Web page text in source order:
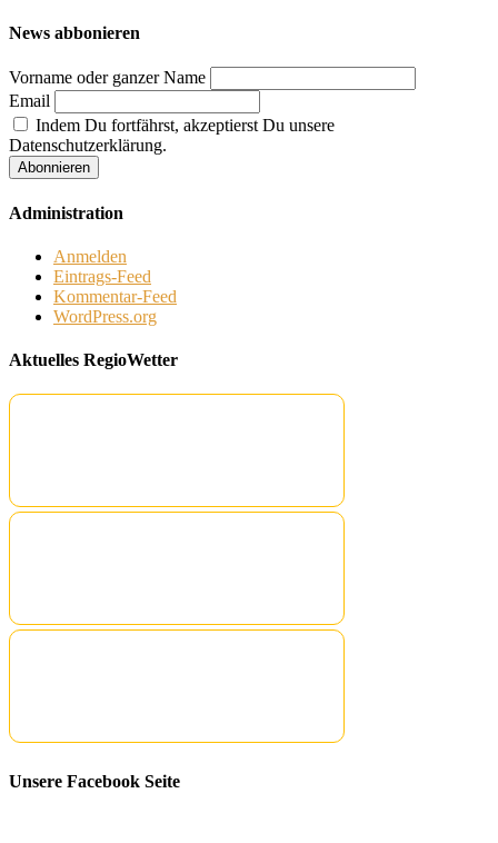
News abbonieren
Vorname oder ganzer Name
Email
Indem Du fortfährst, akzeptierst Du unsere
Datenschutzerklärung.
Administration
Anmelden
Eintrags-Feed
Kommentar-Feed
WordPress.org
Aktuelles RegioWetter
Unsere Facebook Seite